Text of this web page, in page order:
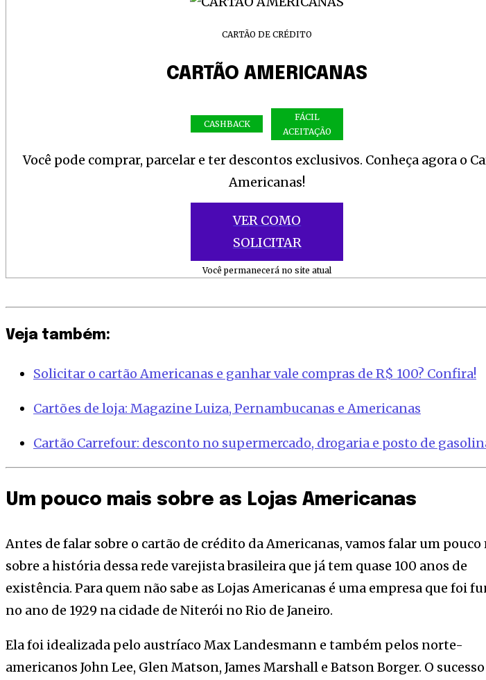
CARTÃO DE CRÉDITO
CARTÃO AMERICANAS
CASHBACK
FÁCIL
ACEITAÇÃO
Você pode comprar, parcelar e ter descontos exclusivos. Conheça agora o
Americanas!
VER COMO
SOLICITAR
Você permanecerá no site atual
Veja também:
Solicitar o cartão Americanas e ganhar vale compras de R$ 100? Confira!
Cartões de loja: Magazine Luiza, Pernambucanas e Americanas
Cartão Carrefour: desconto no supermercado, drogaria e posto de
Um pouco mais sobre as Lojas Americanas
Antes de falar sobre o cartão de crédito da Americanas, vamos falar um pouco
sobre a história dessa rede varejista brasileira que já tem quase 100 anos de
existência. Para quem não sabe as Lojas Americanas é uma empresa que foi
no ano de 1929 na cidade de Niterói no Rio de Janeiro.
Ela foi idealizada pelo austríaco Max Landesmann e também pelos norte-
americanos John Lee, Glen Matson, James Marshall e Batson Borger. O